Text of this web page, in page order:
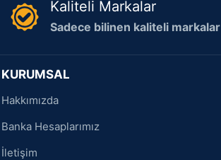
Kaliteli Markalar
Sadece bilinen kaliteli markalar
KURUMSAL
Hakkımızda
Banka Hesaplarımız
İletişim